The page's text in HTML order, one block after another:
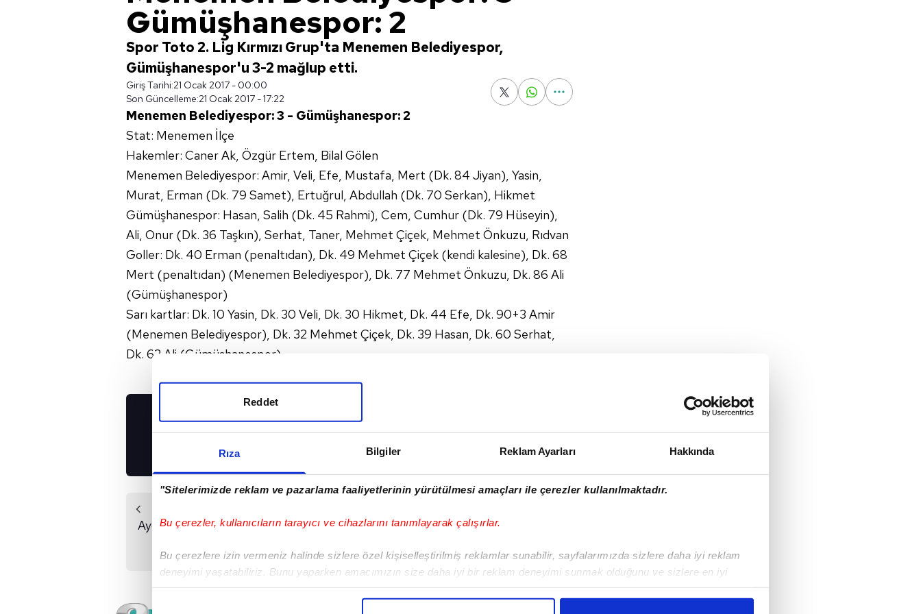
Rıza Bilgiler Reklam Ayarları Hakkında
"Sitelerimizde reklam ve pazarlama faaliyetlerinin yürütülmesi amaçları ile çerezler kullanılmaktadır.
Bu çerezler, kullanıcıların tarayıcı ve cihazlarını tanımlayarak çalışırlar.
Bu çerezlere izin vermeniz halinde sizlere özel kişiselleştirilmiş reklamlar sunabilir, sayfalarımızda sizlere daha iyi reklam
deneyimi yaşatabiliriz. Bunu yaparken amacımızın size daha iyi bir reklam deneyimi sunmak olduğunu ve sizlere en iyi
Reddet
Gümüşhanespor: 2
Spor Toto 2. Lig Kırmızı Grup'ta Menemen Belediyespor,
Gümüşhanespor'u 3-2 mağlup etti.
Giriş Tarihi:21 Ocak 2017 - 00:00
Son Güncelleme:21 Ocak 2017 - 17:22
Menemen Belediyespor: 3 - Gümüşhanespor: 2
Stat: Menemen İlçe
Hakemler: Caner Ak, Özgür Ertem, Bilal Gölen
Menemen Belediyespor: Amir, Veli, Efe, Mustafa, Mert (Dk. 84 Jiyan), Yasin,
Murat, Erman (Dk. 79 Samet), Ertuğrul, Abdullah (Dk. 70 Serkan), Hikmet
Gümüşhanespor: Hasan, Salih (Dk. 45 Rahmi), Cem, Cumhur (Dk. 79 Hüseyin),
Ali, Onur (Dk. 36 Taşkın), Serhat, Taner, Mehmet Çiçek, Mehmet Önkuzu, Rıdvan
Goller: Dk. 40 Erman (penaltıdan), Dk. 49 Mehmet Çiçek (kendi kalesine), Dk. 68
Mert (penaltıdan) (Menemen Belediyespor), Dk. 77 Mehmet Önkuzu, Dk. 86 Ali
(Gümüşhanespor)
Sarı kartlar: Dk. 10 Yasin, Dk. 30 Veli, Dk. 30 Hikmet, Dk. 44 Efe, Dk. 90+3 Amir
(Menemen Belediyespor), Dk. 32 Mehmet Çiçek, Dk. 39 Hasan, Dk. 60 Serhat,
Dk. 62 Ali (Gümüşhanespor)
Aydınspor, Kayseri'de
Karşıyaka